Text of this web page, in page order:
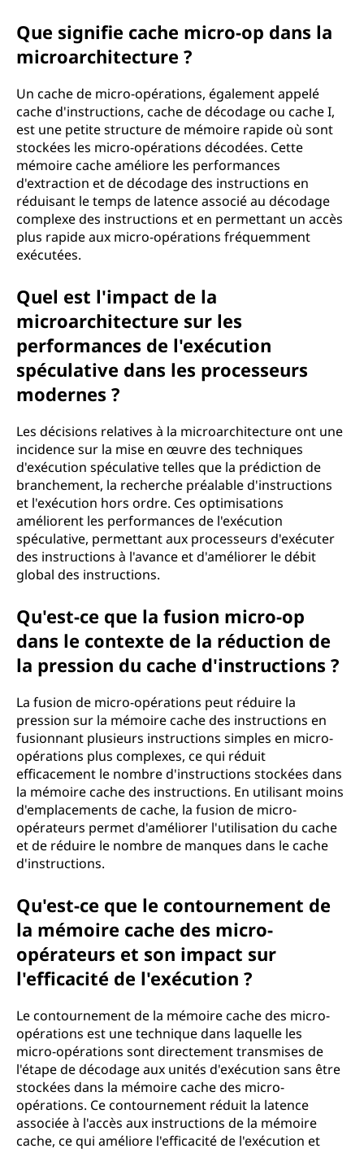
Que signifie cache micro-op dans la
microarchitecture ?
Un cache de micro-opérations, également appelé
cache d'instructions, cache de décodage ou cache I,
est une petite structure de mémoire rapide où sont
stockées les micro-opérations décodées. Cette
mémoire cache améliore les performances
d'extraction et de décodage des instructions en
réduisant le temps de latence associé au décodage
complexe des instructions et en permettant un accès
plus rapide aux micro-opérations fréquemment
exécutées.
Quel est l'impact de la
microarchitecture sur les
performances de l'exécution
spéculative dans les processeurs
modernes ?
Les décisions relatives à la microarchitecture ont une
incidence sur la mise en œuvre des techniques
d'exécution spéculative telles que la prédiction de
branchement, la recherche préalable d'instructions
et l'exécution hors ordre. Ces optimisations
améliorent les performances de l'exécution
spéculative, permettant aux processeurs d'exécuter
des instructions à l'avance et d'améliorer le débit
global des instructions.
Qu'est-ce que la fusion micro-op
dans le contexte de la réduction de
la pression du cache d'instructions ?
La fusion de micro-opérations peut réduire la
pression sur la mémoire cache des instructions en
fusionnant plusieurs instructions simples en micro-
opérations plus complexes, ce qui réduit
efficacement le nombre d'instructions stockées dans
la mémoire cache des instructions. En utilisant moins
d'emplacements de cache, la fusion de micro-
opérateurs permet d'améliorer l'utilisation du cache
et de réduire le nombre de manques dans le cache
d'instructions.
Qu'est-ce que le contournement de
la mémoire cache des micro-
opérateurs et son impact sur
l'efficacité de l'exécution ?
Le contournement de la mémoire cache des micro-
opérations est une technique dans laquelle les
micro-opérations sont directement transmises de
l'étape de décodage aux unités d'exécution sans être
stockées dans la mémoire cache des micro-
opérations. Ce contournement réduit la latence
associée à l'accès aux instructions de la mémoire
cache, ce qui améliore l'efficacité de l'exécution et